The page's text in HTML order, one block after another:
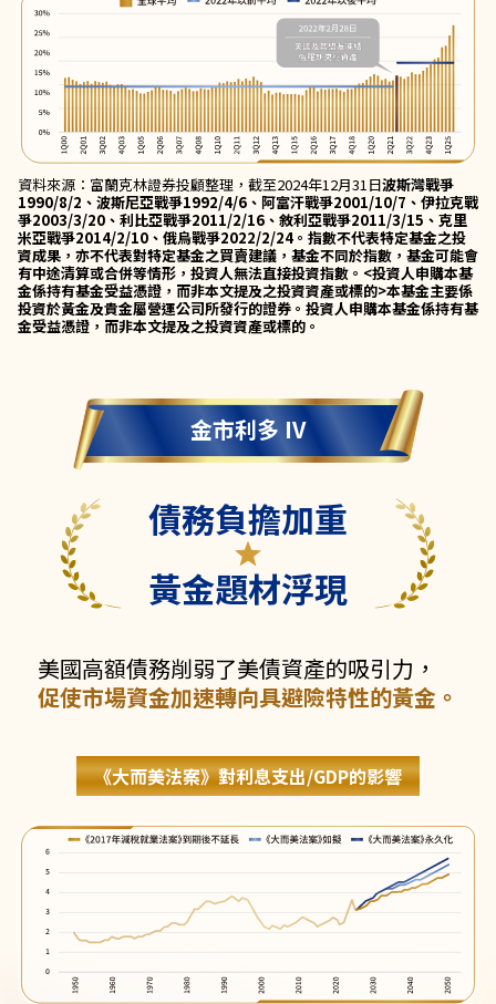
資料來源：富蘭克林證券投顧整理，截至2024年12月31日波斯灣戰爭
1990/8/2、波斯尼亞戰爭1992/4/6、阿富汗戰爭2001/10/7、伊拉克戰
爭2003/3/20、利比亞戰爭2011/2/16、敘利亞戰爭2011/3/15、克里
米亞戰爭2014/2/10、俄烏戰爭2022/2/24。指數不代表特定基金之投
資成果，亦不代表對特定基金之買賣建議，基金不同於指數，基金可能會
有中途清算或合併等情形，投資人無法直接投資指數。<投資人申購本基
金係持有基金受益憑證，而非本文提及之投資資產或標的>本基金主要係
投資於黃金及貴金屬營運公司所發行的證券。投資人申購本基金係持有基
金受益憑證，而非本文提及之投資資產或標的。
金市利多 IV
債務負擔加重
黃金題材浮現
美國高額債務削弱了美債資產的吸引力，
促使市場資金加速轉向具避險特性的黃金。
《大而美法案》對利息支出/GDP的影響